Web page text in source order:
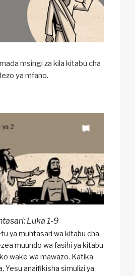
msingi za kila kitabu cha
ya mfano.
Luka 1-9
ya muhtasari wa kitabu cha
muundo wa fasihi ya kitabu
wake wa mawazo. Katika
Yesu anaifikisha simulizi ya